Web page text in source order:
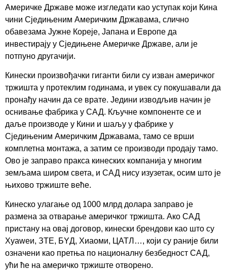
Америчке Државе може изгледати као уступак који Кина
чини Сједињеним Америчким Државама, слично
обавезама Јужне Кореје, Јапана и Европе да
инвестирају у Сједињене Америчке Државе, али је
потпуно другачији.
Кинески произвођачки гиганти били су изван америчког
тржишта у протеклим годинама, и увек су покушавали да
пронађу начин да се врате. Једини изводљив начин је
оснивање фабрика у САД. Кључне компоненте се и
даље производе у Кини и шаљу у фабрике у
Сједињеним Америчким Државама, тамо се врши
комплетна монтажа, а затим се производи продају тамо.
Ово је заправо пракса кинеских компанија у многим
земљама широм света, и САД нису изузетак, осим што је
њихово тржиште веће.
Кинеско улагање од 1000 млрд долара заправо је
размена за отварање америчког тржишта. Ако САД
пристану на овај договор, кинески брендови као што су
Хуаwеи, ЗТЕ, БYД, Xиаоми, ЦАТЛ…, који су раније били
означени као претња по националну безбедност САД,
ући ће на америчко тржиште отворено.